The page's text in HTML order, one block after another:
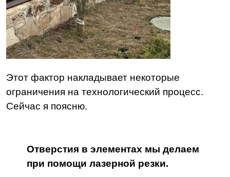
Этот фактор накладывает некоторые
ограничения на технологический процесс.
Сейчас я поясню.
Отверстия в элементах мы делаем
при помощи лазерной резки.